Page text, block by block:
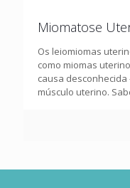
Miomatose
Os leiomiomas
como miomas
causa
músculo uterino.